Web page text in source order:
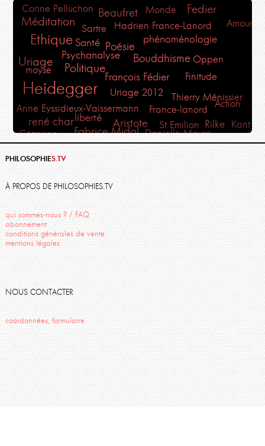
Corine Pelluchon Beaufret Monde
Fedier
Méditation Sartre Hadrien France-Lanord Amour
EthiqueSanté Poésie
phénoménologie
Uriage Psychanalyse Bouddhisme Oppen
moyse
Politique
François Fédier Finitude
Heidegger Uriage 2012
Thierry Ménissier
Anne Eyssidieux-Vaissermann
France-lanord Action
rené charliberté Aristote St Emilion Rilke Kant
Cézanne
Fabrice MidalDanielle Moyse
Marie-France Hirigoyen
Travail
Descartes
PHILOSOPHIES.TV
À PROPOS DE PHILOSOPHIES.TV
qui sommes-nous ? / FAQ
abonnement
conditions générales de vente
mentions légales
NOUS CONTACTER
coordonnées, formulaire